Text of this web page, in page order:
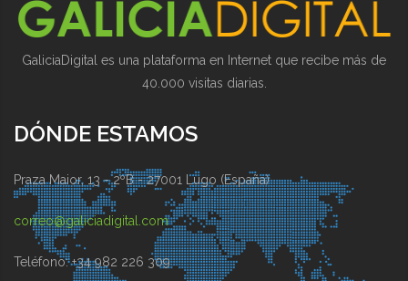
GaliciaDigital es una plataforma en Internet que recibe más de
40.000 visitas diarias.
DÓNDE ESTAMOS
Praza Maior, 13 - 2ºB - 27001 Lugo (España)
correo@galiciadigital.com
Teléfono: +34 982 226 309